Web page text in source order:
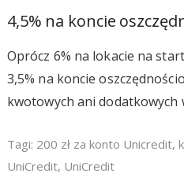
4,5% na koncie
Oprócz 6% na lokacie na
3,5% na koncie
kwotowych ani dodatkowych
Tagi: 200 zł za konto Unicredit,
UniCredit, UniCredit